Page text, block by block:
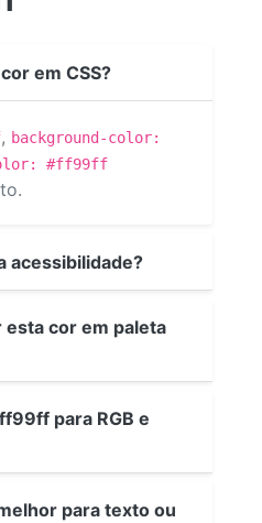
em CSS?
, background-color:
#ff99ff
acessibilidade?
cor em paleta
para RGB e
para texto ou